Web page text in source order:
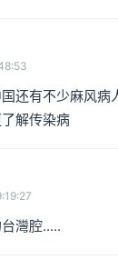
还有不少麻风病
解传染病
灣腔.....